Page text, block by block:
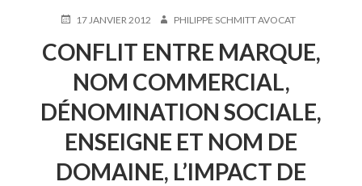
D'ARIANE
PUBLIÉ17 JANVIER 2012 AUTEURPHILIPPE SCHMITT AVOCAT
CONFLIT ENTRE MARQUE,
NOM COMMERCIAL,
DÉNOMINATION SOCIALE,
ENSEIGNE ET NOM DE
DOMAINE, L’IMPACT DE